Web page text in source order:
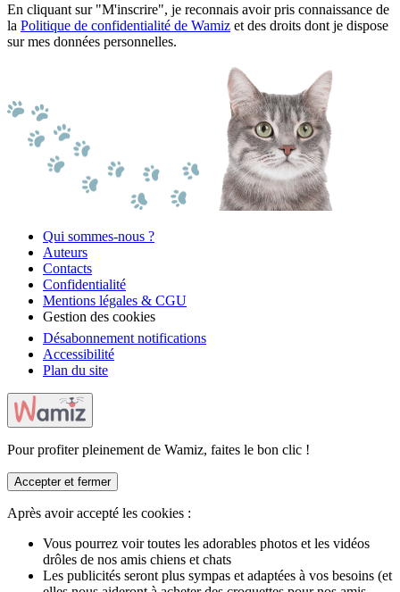
En cliquant sur "M'inscrire", je reconnais avoir pris connaissance de
la Politique de confidentialité de Wamiz et des droits dont je dispose
sur mes données personnelles.
Qui sommes-nous ?
Auteurs
Contacts
Confidentialité
Mentions légales & CGU
Gestion des cookies
Désabonnement notifications
Accessibilité
Plan du site
Pour profiter pleinement de Wamiz, faites le bon clic !
Accepter et fermer
Après avoir accepté les cookies :
Vous pourrez voir toutes les adorables photos et les vidéos
drôles de nos amis chiens et chats
Les publicités seront plus sympas et adaptées à vos besoins (et